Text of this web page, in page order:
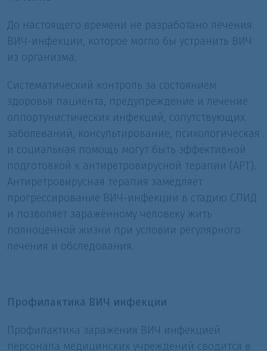
До настоящего времени не разработано лечения
ВИЧ-инфекции, которое могло бы устранить ВИЧ
из организма.
Систематический контроль за состоянием
здоровья пациента, предупреждение и лечение
оппортунистических инфекций, сопутствующих
заболеваний, консультирование, психологическая
и социальная помощь могут быть эффективной
подготовкой к антиретровирусной терапии (АРТ).
Антиретровирусная терапия замедляет
прогрессирование ВИЧ-инфекции в стадию СПИД
и позволяет заражённому человеку жить
полноценной жизни при условии регулярного
лечения и обследования.
Профилактика ВИЧ инфекции
Профилактика заражения ВИЧ инфекцией
персонала медицинских учреждений сводится в